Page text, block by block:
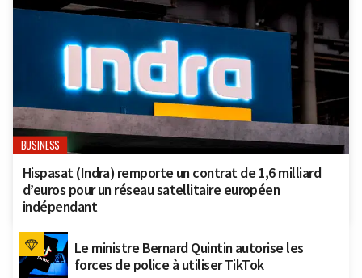
BUSINESS
Hispasat (Indra) remporte un contrat de 1,6 milliard
d’euros pour un réseau satellitaire européen
indépendant
Le ministre Bernard Quintin autorise les
forces de police à utiliser TikTok